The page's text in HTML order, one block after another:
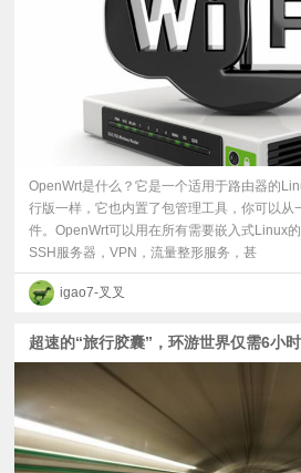
OpenWrt是什么？它是一个适用于路由器的
行版一样，它也内置了包管理工具，你可以从
件。OpenWrt可以用在所有需要嵌入式Linux
SSH服务器，VPN，流量整形服务，甚
igao7-叉叉
超速的“旅行胶囊”，环游世界仅需6小时